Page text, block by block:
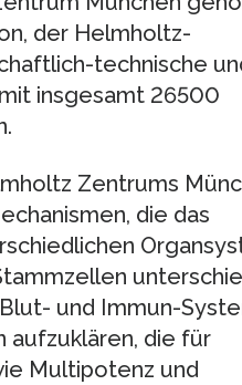
der Helmholtz-
technische
insgesamt 26500
Zentrums
die das
und Immun-
aufzuklären, die für
Multipotenz und